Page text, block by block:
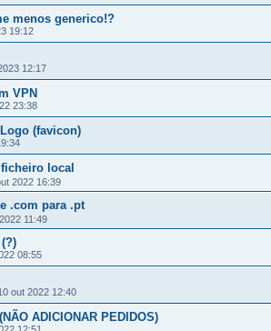
menos generico!?
19:12
12:17
VPN
23:38
(favicon)
local
2022 16:39
.com para .pt
11:49
08:55
out 2022 12:40
ADICIONAR PEDIDOS)